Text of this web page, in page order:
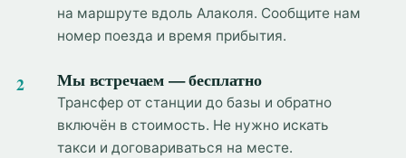
на маршруте вдоль Алаколя. Сообщите нам
номер поезда и время прибытия.
Мы встречаем — бесплатно
Трансфер от станции до базы и обратно
включён в стоимость. Не нужно искать
такси и договариваться на месте.